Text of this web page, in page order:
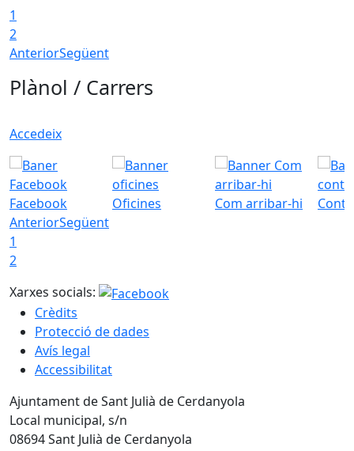
1
2
AnteriorSegüent
Plànol / Carrers
Accedeix
Facebook Oficines Com arribar-hi
AnteriorSegüent
1
2
Xarxes socials:
Crèdits
Protecció de dades
Avís legal
Accessibilitat
Ajuntament de Sant Julià de Cerdanyola
Local municipal, s/n
08694 Sant Julià de Cerdanyola